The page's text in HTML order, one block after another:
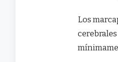
Los